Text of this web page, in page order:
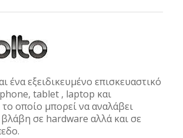
ένα εξειδικευμένο επισκευαστικό
tablet , laptop και
οποίο μπορεί να αναλάβει
σε hardware αλλά και σε